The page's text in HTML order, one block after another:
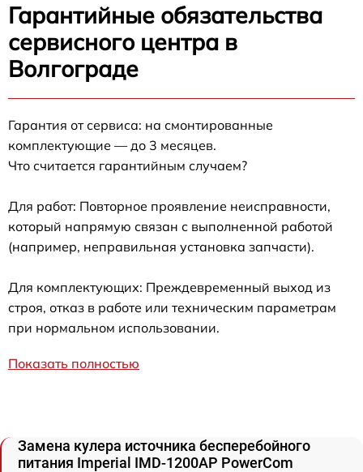
Гарантийные обязательства
сервисного центра в
Волгограде
Гарантия от сервиса: на смонтированные
комплектующие — до 3 месяцев.
Что считается гарантийным случаем?
Для работ: Повторное проявление неисправности,
который напрямую связан с выполненной работой
(например, неправильная установка запчасти).
Для комплектующих: Преждевременный выход из
строя, отказ в работе или техническим параметрам
при нормальном использовании.
Показать полностью
Замена кулера источника бесперебойного
питания Imperial IMD-1200AP PowerCom